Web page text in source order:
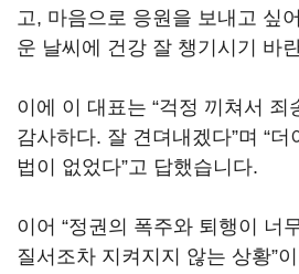
고, 마음으로 응원을 보내고 싶
운 날씨에 건강 잘 챙기시기 바
이에 이 대표는 “걱정 끼쳐서 죄
감사하다. 잘 견뎌내겠다”며 “
법이 없었다”고 답했습니다.
이어 “정권의 폭주와 퇴행이 너
질서조차 지켜지지 않는 상황”